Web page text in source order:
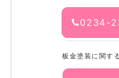
0234-
板金塗装に関す